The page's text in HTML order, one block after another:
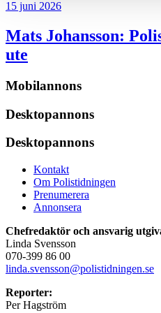
15 juni 2026
Mats Johansson:
ute
Mobilannons
Desktopannons
Desktopannons
Kontakt
Om Polistidningen
Prenumerera
Annonsera
Chefredaktör och ansvarig
Linda Svensson
070-399 86 00
linda.svensson@polistidningen.se
Reporter:
Per Hagström